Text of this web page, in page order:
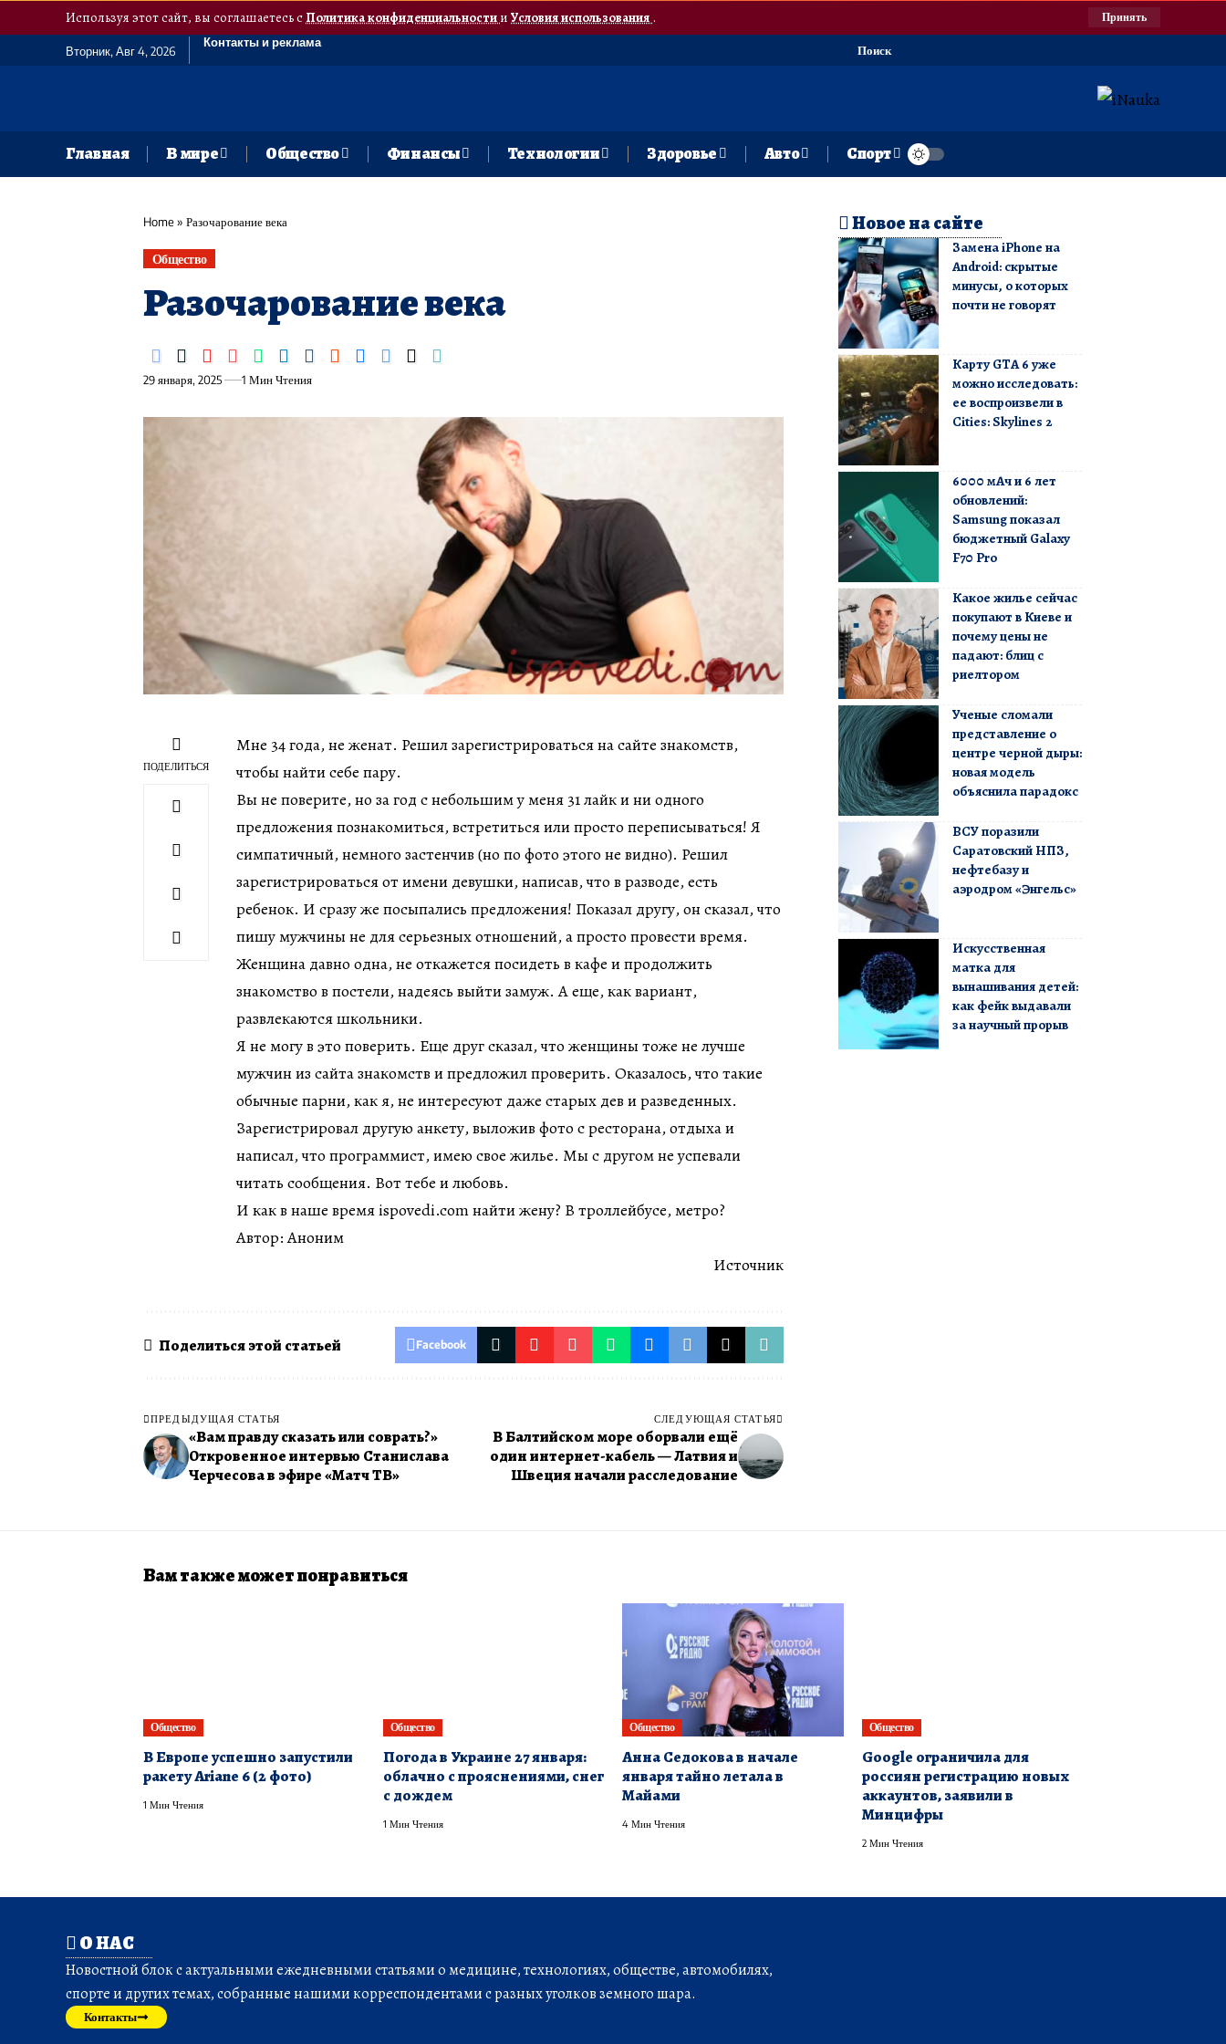
Используя этот сайт, вы соглашаетесь сПолитика конфиденциальностии Условия использования. Принять
Вторник, Авг 4, 2026
Контакты и реклама
Поиск
Главная В мире Общество Финансы Технологии Здоровье Авто Спорт
Home» Разочарование века
Общество
Разочарование века
29 января, 2025 1 Мин Чтения
ПОДЕЛИТЬСЯ
Мне 34 года, не женат. Решил зарегистрироваться на сайте знакомств,
чтобы найти себе пару.
Вы не поверите, но за год с небольшим у меня 31 лайк и ни одного
предложения познакомиться, встретиться или просто переписываться! Я
симпатичный, немного застенчив (но по фото этого не видно). Решил
зарегистрироваться от имени девушки, написав, что в разводе, есть
ребенок. И сразу же посыпались предложения! Показал другу, он сказал, что
пишу мужчины не для серьезных отношений, а просто провести время.
Женщина давно одна, не откажется посидеть в кафе и продолжить
знакомство в постели, надеясь выйти замуж. А еще, как вариант,
развлекаются школьники.
Я не могу в это поверить. Еще друг сказал, что женщины тоже не лучше
мужчин из сайта знакомств и предложил проверить. Оказалось, что такие
обычные парни, как я, не интересуют даже старых дев и разведенных.
Зарегистрировал другую анкету, выложив фото с ресторана, отдыха и
написал, что программист, имею свое жилье. Мы с другом не успевали
читать сообщения. Вот тебе и любовь.
И как в наше время ispovedi.com найти жену? В троллейбусе, метро?
Автор: Аноним
Источник
Поделиться этой статьей Facebook
ПРЕДЫДУЩАЯ СТАТЬЯ
«Вам правду сказать или соврать?»
Откровенное интервью Станислава
Черчесова в эфире «Матч ТВ»
СЛЕДУЮЩАЯ СТАТЬЯ
В Балтийском море оборвали ещё
один интернет-кабель — Латвия и
Швеция начали расследование
Новое на сайте
Замена iPhone на
Android: скрытые
минусы, о которых
почти не говорят
Карту GTA 6 уже
можно исследовать:
ее воспроизвели в
Cities: Skylines 2
6000 мАч и 6 лет
обновлений:
Samsung показал
бюджетный Galaxy
F70 Pro
Какое жилье сейчас
покупают в Киеве и
почему цены не
падают: блиц с
риелтором
Ученые сломали
представление о
центре черной дыры:
новая модель
объяснила парадокс
ВСУ поразили
Саратовский НПЗ,
нефтебазу и
аэродром «Энгельс»
Искусственная
матка для
вынашивания детей:
как фейк выдавали
за научный прорыв
Вам также может понравиться
Общество
В Европе успешно запустили
ракету Ariane 6 (2 фото)
1 Мин Чтения
Общество
Погода в Украине 27 января:
облачно с прояснениями, снег
с дождем
1 Мин Чтения
Общество
Анна Седокова в начале
января тайно летала в
Майами
4 Мин Чтения
Общество
Google ограничила для
россиян регистрацию новых
аккаунтов, заявили в
Минцифры
2 Мин Чтения
О НАС
Новостной блок с актуальными ежедневными статьями о медицине, технологиях, обществе, автомобилях,
спорте и других темах, собранные нашими корреспондентами с разных уголков земного шара.
Контакты